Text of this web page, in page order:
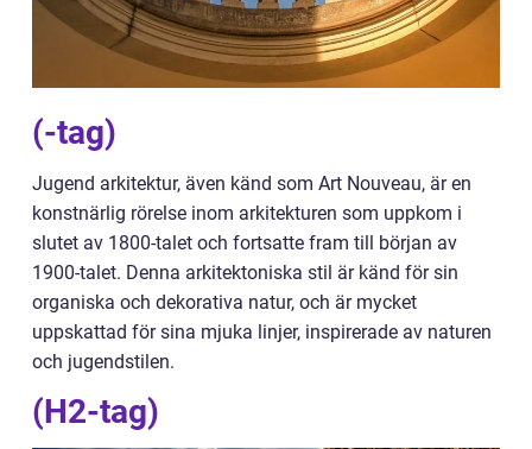
(-tag)
Jugend arkitektur, även känd som Art Nouveau, är en
konstnärlig rörelse inom arkitekturen som uppkom i
slutet av 1800-talet och fortsatte fram till början av
1900-talet. Denna arkitektoniska stil är känd för sin
organiska och dekorativa natur, och är mycket
uppskattad för sina mjuka linjer, inspirerade av naturen
och jugendstilen.
(H2-tag)